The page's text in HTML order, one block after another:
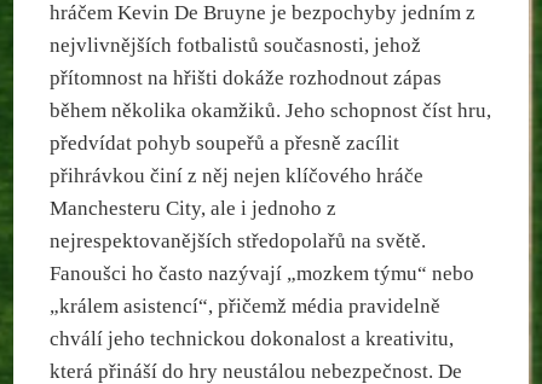
hráčem Kevin De Bruyne je bezpochyby jedním z
nejvlivnějších fotbalistů současnosti, jehož
přítomnost na hřišti dokáže rozhodnout zápas
během několika okamžiků. Jeho schopnost číst hru,
předvídat pohyb soupeřů a přesně zacílit
přihrávkou činí z něj nejen klíčového hráče
Manchesteru City, ale i jednoho z
nejrespektovanějších středopolařů na světě.
Fanoušci ho často nazývají „mozkem týmu“ nebo
„králem asistencí“, přičemž média pravidelně
chválí jeho technickou dokonalost a kreativitu,
která přináší do hry neustálou nebezpečnost. De